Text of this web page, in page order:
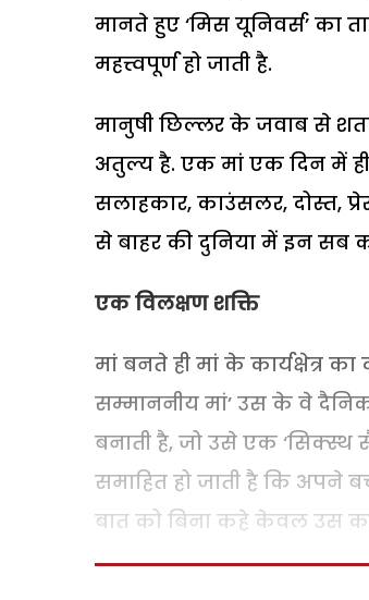
मानते हुए ‘मिस यूनिवर्स’ का
महत्त्वपूर्ण हो जाती है.
मानुषी छिल्लर के जवाब से
अतुल्य है. एक मां एक दिन में ही
सलाहकार, काउंसलर, दोस्त,
से बाहर की दुनिया में इन सब
एक विलक्षण शक्ति
मां बनते ही मां के कार्यक्षेत्र
सम्माननीय मां’ उस के वे
बनाती है, जो उसे एक
समाहित हो जाती है कि अपने
बात को बिना कहे केवल उस